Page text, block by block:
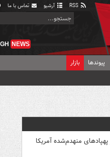
آرشیو تماس با ما
NEWS
پیوندها بازار
پهپادهای منهدم‌شده آمریکا